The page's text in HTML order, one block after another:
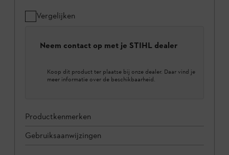
Vergelijken
Neem contact op met je STIHL dealer
Koop dit product ter plaatse bij onze dealer. Daar vind je
meer informatie over de beschikbaarheid.
Productkenmerken
Gebruiksaanwijzingen